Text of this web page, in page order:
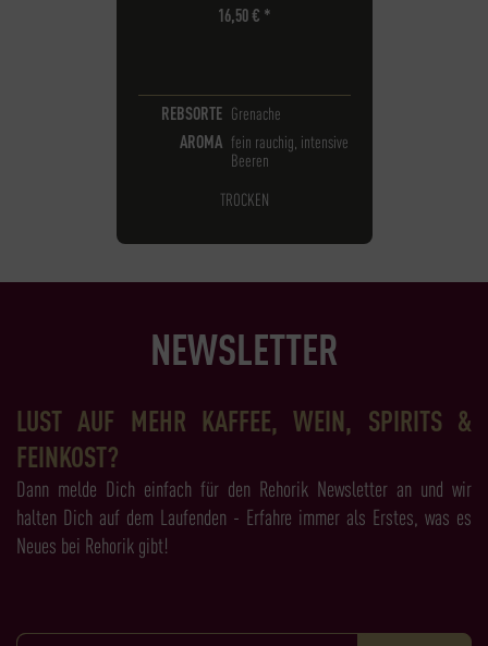
16,50€ *
REBSORTE Grenache
AROMA fein rauchig, intensive
Beeren
TROCKEN
NEWSLETTER
LUST AUF MEHR KAFFEE, WEIN, SPIRITS &
FEINKOST?
Dann melde Dich einfach für den Rehorik Newsletter an und wir
halten Dich auf dem Laufenden - Erfahre immer als Erstes, was es
Neues bei Rehorik gibt!